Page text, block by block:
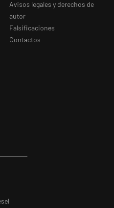
Avisos legales y derechos de
autor
Falsificaciones
Contactos